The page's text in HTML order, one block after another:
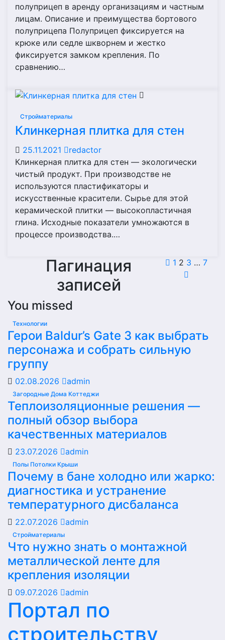
полуприцеп в аренду организациям и частным
лицам. Описание и преимущества бортового
полуприцепа Полуприцеп фиксируется на
крюке или седле шкворнем и жестко
фиксируется замком крепления. По
сравнению…
Стройматериалы
Клинкерная плитка для стен
25.11.2021
redactor
Клинкерная плитка для стен — экологически
чистый продукт. При производстве не
используются пластификаторы и
искусственные красители. Сырье для этой
керамической плитки — высокопластичная
глина. Исходные показатели умножаются в
процессе производства.…
Пагинация
записей
1 2 3 … 7
You missed
Технологии
Герои Baldur’s Gate 3 как выбрать
персонажа и собрать сильную
группу
02.08.2026 admin
Загородные Дома Коттеджи
Теплоизоляционные решения —
полный обзор выбора
качественных материалов
23.07.2026 admin
Полы Потолки Крыши
Почему в бане холодно или жарко:
диагностика и устранение
температурного дисбаланса
22.07.2026 admin
Стройматериалы
Что нужно знать о монтажной
металлической ленте для
крепления изоляции
09.07.2026 admin
Портал по
строительству